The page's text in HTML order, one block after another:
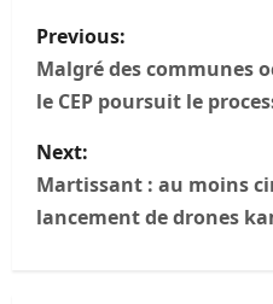
P
o
t
n
Previous:
Malgré des communes
le CEP poursuit le
Next:
Martissant : au moins
lancement de drones